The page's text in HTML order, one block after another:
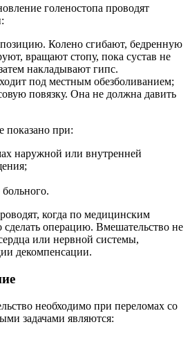
голеностопа проводят
Колено сгибают, бедренную
вращают стопу, пока сустав не
накладывают гипс.
под местным обезболиванием;
повязку. Она не должна давить
показано при:
наружной или внутренней
когда по медицинским
операцию. Вмешательство не
или нервной системы,
декомпенсации.
необходимо при переломах со
задачами являются: